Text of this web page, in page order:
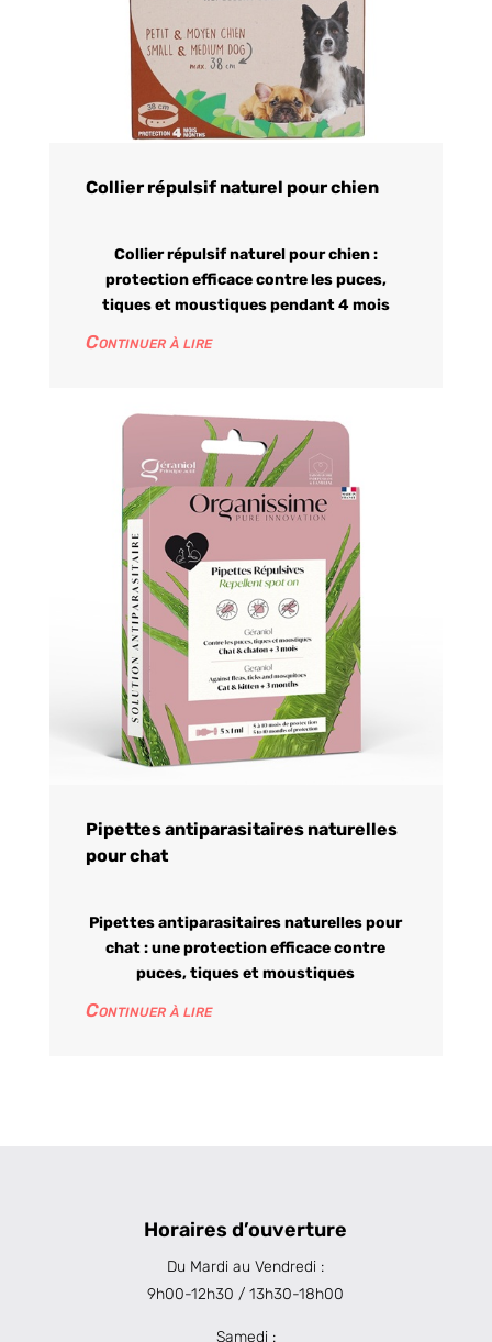
Collier répulsif naturel pour chien
Collier répulsif naturel pour chien :
protection efficace contre les puces,
tiques et moustiques pendant 4 mois
Continuer à lire
Pipettes antiparasitaires naturelles
pour chat
Pipettes antiparasitaires naturelles pour
chat : une protection efficace contre
puces, tiques et moustiques
Continuer à lire
Horaires d’ouverture
Du Mardi au Vendredi :
9h00-12h30 / 13h30-18h00
Samedi :